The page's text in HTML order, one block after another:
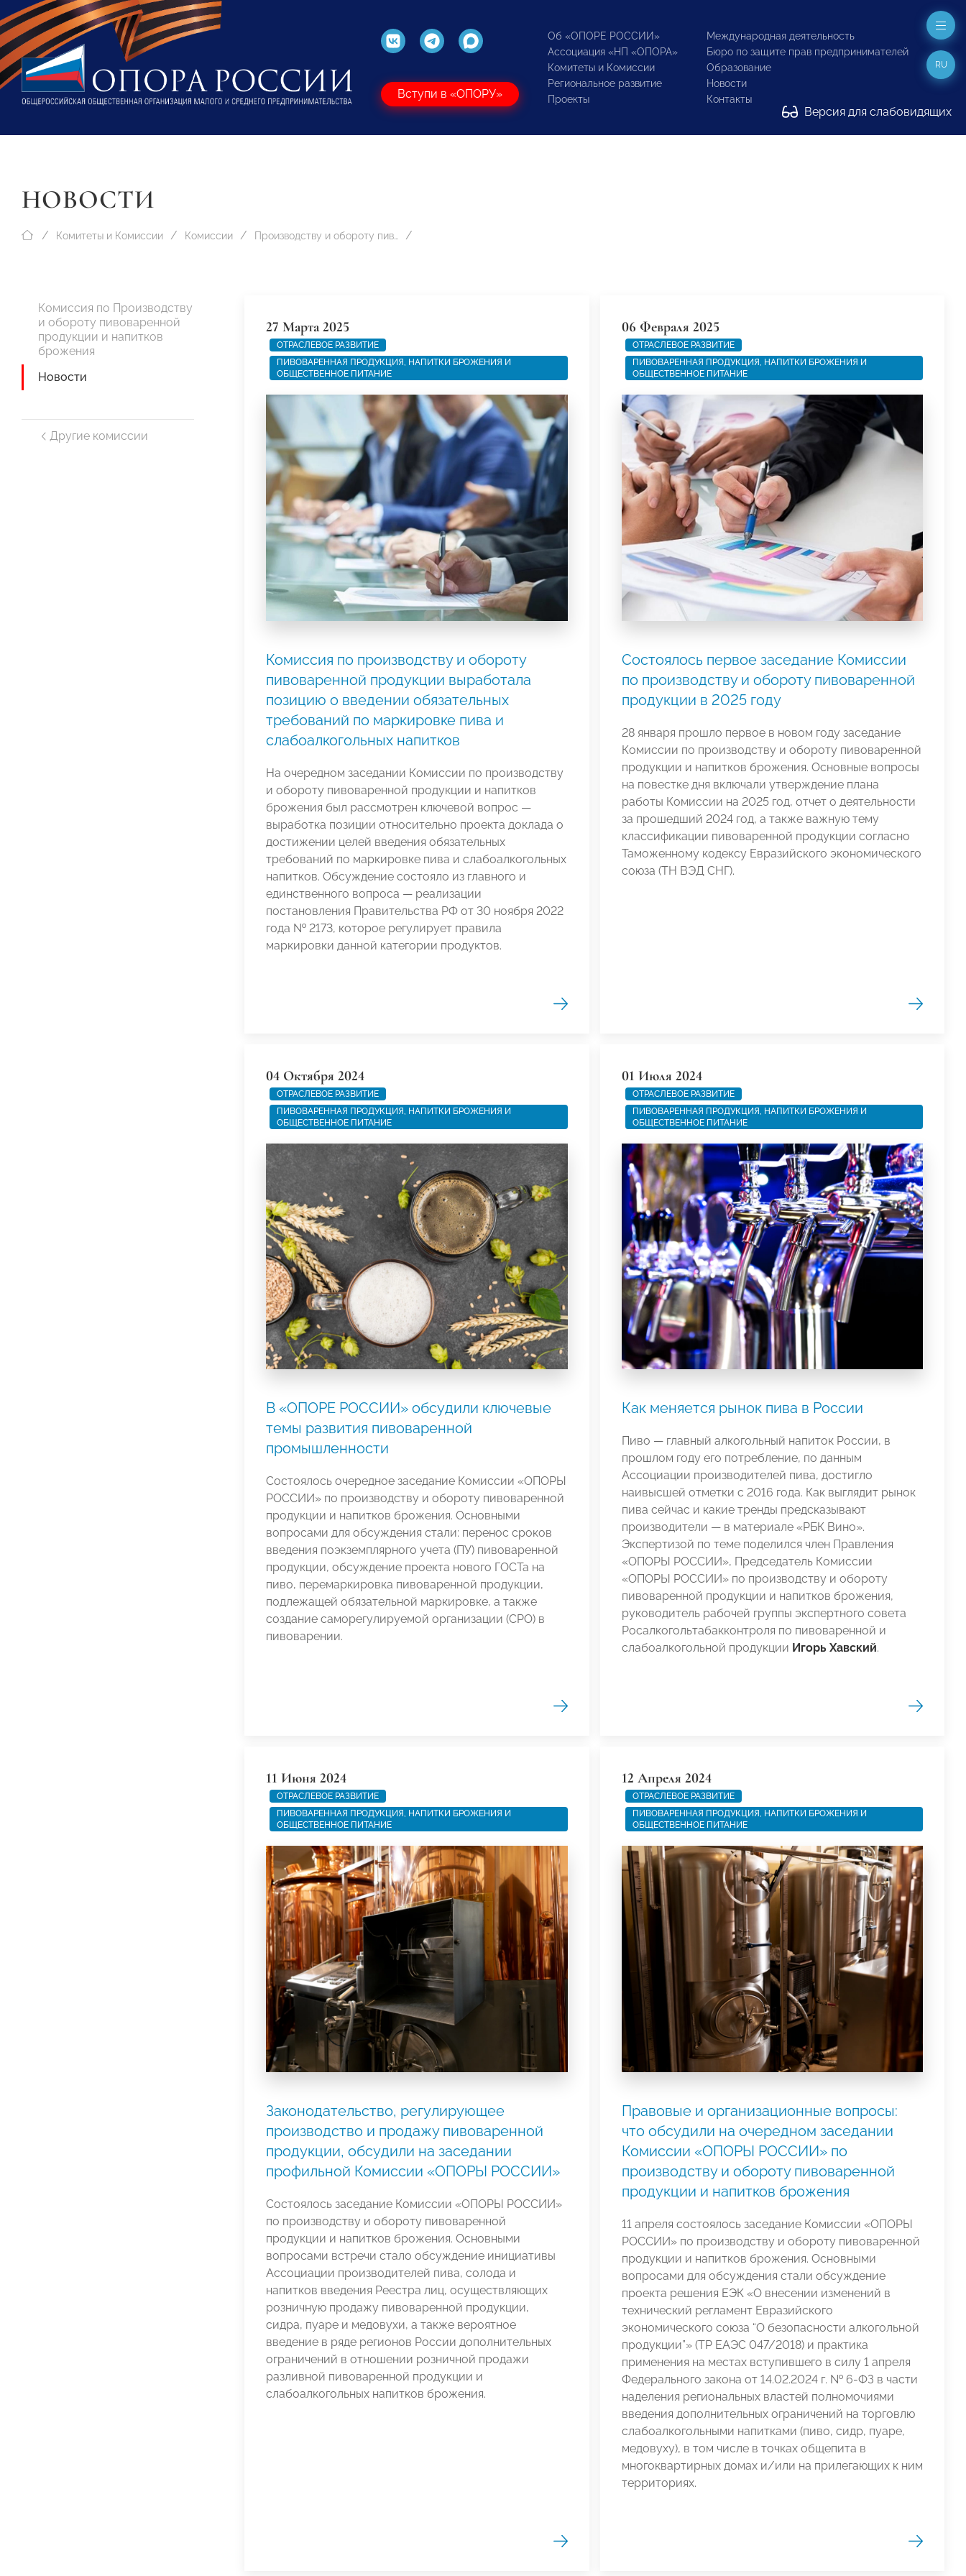
Вступи в «ОПОРУ»
Об «ОПОРЕ РОССИИ»
Ассоциация «НП «ОПОРА»
Комитеты и Комиссии
Региональное развитие
Проекты
Международная деятельность
Бюро по защите прав предпринимателей
Образование
Новости
Контакты
Версия для слабовидящих
RU
НОВОСТИ
Комитеты и Комиссии Комиссии Производству и обороту пивоваренной продукции и напитков брожения
Комиссия по Производству
и обороту пивоваренной
продукции и напитков
брожения
Новости
Другие комиссии
27 Марта 2025
ОТРАСЛЕВОЕ РАЗВИТИЕ
ПИВОВАРЕННАЯ ПРОДУКЦИЯ, НАПИТКИ БРОЖЕНИЯ И
ОБЩЕСТВЕННОЕ ПИТАНИЕ
Комиссия по производству и обороту
пивоваренной продукции выработала
позицию о введении обязательных
требований по маркировке пива и
слабоалкогольных напитков
На очередном заседании Комиссии по производству
и обороту пивоваренной продукции и напитков
брожения был рассмотрен ключевой вопрос —
выработка позиции относительно проекта доклада о
достижении целей введения обязательных
требований по маркировке пива и слабоалкогольных
напитков. Обсуждение состояло из главного и
единственного вопроса — реализации
постановления Правительства РФ от 30 ноября 2022
года № 2173, которое регулирует правила
маркировки данной категории продуктов.
06 Февраля 2025
ОТРАСЛЕВОЕ РАЗВИТИЕ
ПИВОВАРЕННАЯ ПРОДУКЦИЯ, НАПИТКИ БРОЖЕНИЯ И
ОБЩЕСТВЕННОЕ ПИТАНИЕ
Состоялось первое заседание Комиссии
по производству и обороту пивоваренной
продукции в 2025 году
28 января прошло первое в новом году заседание
Комиссии по производству и обороту пивоваренной
продукции и напитков брожения. Основные вопросы
на повестке дня включали утверждение плана
работы Комиссии на 2025 год, отчет о деятельности
за прошедший 2024 год, а также важную тему
классификации пивоваренной продукции согласно
Таможенному кодексу Евразийского экономического
союза (ТН ВЭД СНГ).
04 Октября 2024
ОТРАСЛЕВОЕ РАЗВИТИЕ
ПИВОВАРЕННАЯ ПРОДУКЦИЯ, НАПИТКИ БРОЖЕНИЯ И
ОБЩЕСТВЕННОЕ ПИТАНИЕ
В «ОПОРЕ РОССИИ» обсудили ключевые
темы развития пивоваренной
промышленности
Состоялось очередное заседание Комиссии «ОПОРЫ
РОССИИ» по производству и обороту пивоваренной
продукции и напитков брожения. Основными
вопросами для обсуждения стали: перенос сроков
введения поэкземплярного учета (ПУ) пивоваренной
продукции, обсуждение проекта нового ГОСТа на
пиво, перемаркировка пивоваренной продукции,
подлежащей обязательной маркировке, а также
создание саморегулируемой организации (СРО) в
пивоварении.
01 Июля 2024
ОТРАСЛЕВОЕ РАЗВИТИЕ
ПИВОВАРЕННАЯ ПРОДУКЦИЯ, НАПИТКИ БРОЖЕНИЯ И
ОБЩЕСТВЕННОЕ ПИТАНИЕ
Как меняется рынок пива в России
Пиво — главный алкогольный напиток России, в
прошлом году его потребление, по данным
Ассоциации производителей пива, достигло
наивысшей отметки с 2016 года. Как выглядит рынок
пива сейчас и какие тренды предсказывают
производители — в материале «РБК Вино».
Экспертизой по теме поделился член Правления
«ОПОРЫ РОССИИ», Председатель Комиссии
«ОПОРЫ РОССИИ» по производству и обороту
пивоваренной продукции и напитков брожения,
руководитель рабочей группы экспертного совета
Росалкогольтабакконтроля по пивоваренной и
слабоалкогольной продукции Игорь Хавский.
11 Июня 2024
ОТРАСЛЕВОЕ РАЗВИТИЕ
ПИВОВАРЕННАЯ ПРОДУКЦИЯ, НАПИТКИ БРОЖЕНИЯ И
ОБЩЕСТВЕННОЕ ПИТАНИЕ
Законодательство, регулирующее
производство и продажу пивоваренной
продукции, обсудили на заседании
профильной Комиссии «ОПОРЫ РОССИИ»
Состоялось заседание Комиссии «ОПОРЫ РОССИИ»
по производству и обороту пивоваренной
продукции и напитков брожения. Основными
вопросами встречи стало обсуждение инициативы
Ассоциации производителей пива, солода и
напитков введения Реестра лиц, осуществляющих
розничную продажу пивоваренной продукции,
сидра, пуаре и медовухи, а также вероятное
введение в ряде регионов России дополнительных
ограничений в отношении розничной продажи
разливной пивоваренной продукции и
слабоалкогольных напитков брожения.
12 Апреля 2024
ОТРАСЛЕВОЕ РАЗВИТИЕ
ПИВОВАРЕННАЯ ПРОДУКЦИЯ, НАПИТКИ БРОЖЕНИЯ И
ОБЩЕСТВЕННОЕ ПИТАНИЕ
Правовые и организационные вопросы:
что обсудили на очередном заседании
Комиссии «ОПОРЫ РОССИИ» по
производству и обороту пивоваренной
продукции и напитков брожения
11 апреля состоялось заседание Комиссии «ОПОРЫ
РОССИИ» по производству и обороту пивоваренной
продукции и напитков брожения. Основными
вопросами для обсуждения стали обсуждение
проекта решения ЕЭК «О внесении изменений в
технический регламент Евразийского
экономического союза “О безопасности алкогольной
продукции”» (ТР ЕАЭС 047/2018) и практика
применения на местах вступившего в силу 1 апреля
Федерального закона от 14.02.2024 г. № 6-ФЗ в части
наделения региональных властей полномочиями
введения дополнительных ограничений на торговлю
слабоалкогольными напитками (пиво, сидр, пуаре,
медовуху), в том числе в точках общепита в
многоквартирных домах и/или на прилегающих к ним
территориях.